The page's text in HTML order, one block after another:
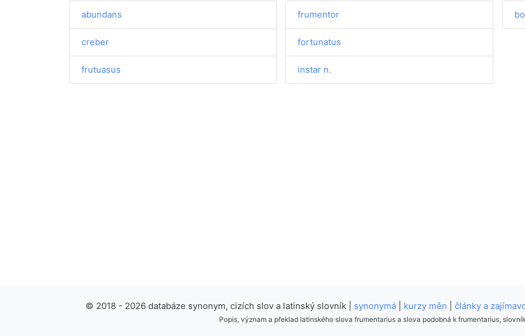
abundans
creber
frutuasus
frumentor
fortunatus
instar n.
© 2018 - 2026 databáze synonym, cizích slov a latinský slovník | synonymá kurzy měn články a
Popis, význam a překlad latinského slova frumentarius a slova podobná k frumentarius,